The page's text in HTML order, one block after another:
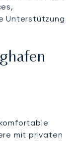
Unterstützung
mit privaten